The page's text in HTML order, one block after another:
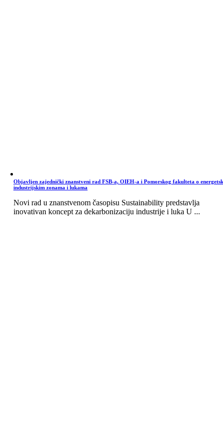
Objavljen zajednički znanstveni rad FSB-a, OIEH-a i Pomorskog fakulteta o
industrijskim zonama i lukama
Novi rad u znanstvenom časopisu Sustainability predstavlja
inovativan koncept za dekarbonizaciju industrije i luka U ...